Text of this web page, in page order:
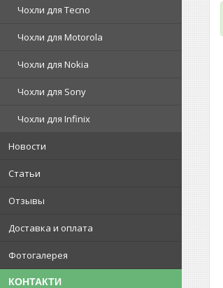
Чохли для Tecno
Чохли для Motorola
Чохли для Nokia
Чохли для Sony
Чохли для Infinix
Новости
Статьи
Отзывы
Доставка и оплата
Фотогалерея
КОНТАКТИ